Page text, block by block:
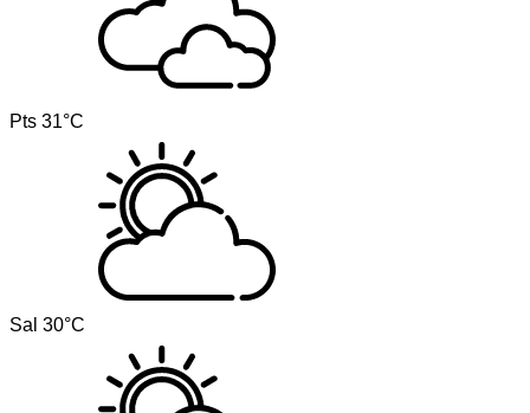
Pts 31°C
Sal 30°C